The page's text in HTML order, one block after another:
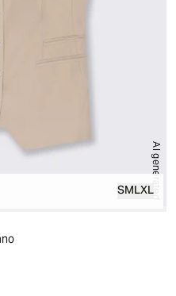
AI generated
SMLXL